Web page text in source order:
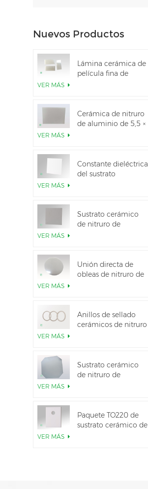
Nuevos Productos
Lámina cerámica de
película fina de
VER MÁS
Cerámica de nitruro
de aluminio de 5,5 ×
VER MÁS
Constante dieléctrica
del sustrato
VER MÁS
Sustrato cerámico
de nitruro de
VER MÁS
Unión directa de
obleas de nitruro de
VER MÁS
Anillos de sellado
cerámicos de nitruro
VER MÁS
Sustrato cerámico
de nitruro de
VER MÁS
Paquete TO220 de
sustrato cerámico de
VER MÁS